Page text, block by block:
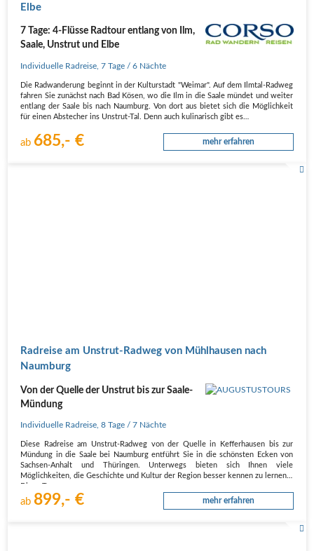
Elbe
7 Tage: 4-Flüsse Radtour entlang von Ilm,
Saale, Unstrut und Elbe
Individuelle Radreise ,7 Tage / 6 Nächte
Die Radwanderung beginnt in der Kulturstadt "Weimar". Auf dem Ilmtal-Radweg
fahren Sie zunächst nach Bad Kösen, wo die Ilm in die Saale mündet und weiter
entlang der Saale bis nach Naumburg. Von dort aus bietet sich die Möglichkeit
für einen Abstecher ins Unstrut-Tal. Denn auch kulinarisch gibt es…
ab 685,- € mehr erfahren
Radreise am Unstrut-Radweg von Mühlhausen nach
Naumburg
Von der Quelle der Unstrut bis zur Saale-
Mündung
Individuelle Radreise ,8 Tage / 7 Nächte
Diese Radreise am Unstrut-Radweg von der Quelle in Kefferhausen bis zur
Mündung in die Saale bei Naumburg entführt Sie in die schönsten Ecken von
Sachsen-Anhalt und Thüringen. Unterwegs bieten sich Ihnen viele
Möglichkeiten, die Geschichte und Kultur der Region besser kennen zu lernen.
ab 899,- € mehr erfahren